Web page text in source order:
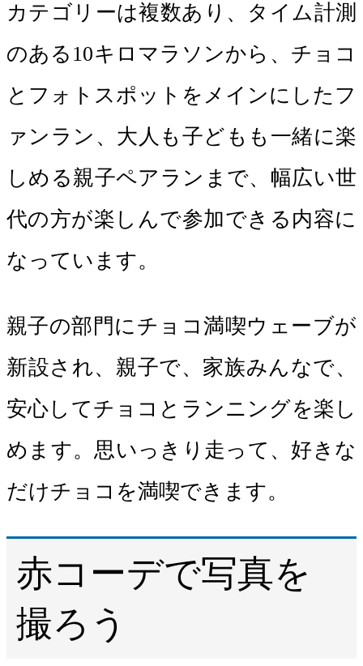
カテゴリーは複数あり、タイム計測
のある10キロマラソンから、チョコ
とフォトスポットをメインにしたフ
ァンラン、大人も子どもも一緒に楽
しめる親子ペアランまで、幅広い世
代の方が楽しんで参加できる内容に
なっています。
親子の部門にチョコ満喫ウェーブが
新設され、親子で、家族みんなで、
安心してチョコとランニングを楽し
めます。思いっきり走って、好きな
だけチョコを満喫できます。
赤コーデで写真を
撮ろう